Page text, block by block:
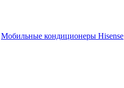
Мобильные кондиционеры Hisense